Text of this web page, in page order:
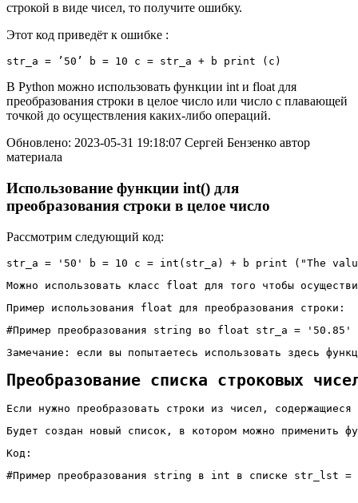
строкой в виде чисел, то получите ошибку.
Этот код приведёт к ошибке :
str_a = ’50’ b = 10 c = str_a + b print (c)
В Python можно использовать функции int и float для
преобразования строки в целое число или число с плавающей
точкой до осуществления каких-либо операций.
Обновлено: 2023-05-31 19:18:07 Сергей Бензенко автор
материала
Использование функции int() для
преобразования строки в целое число
Рассмотрим следующий код:
str_a = '50' b = 10 c = int(str_a) + b print ("The value of c
Можно использовать класс float для того чтобы
Пример использования float для преобразования строки:
#Пример преобразования string во float str_a =
Замечание:
если вы попытаетесь использовать здесь
Преобразование списка строковых
Если нужно преобразовать строки из чисел,
Будет создан новый список, в котором можно применить
Код:
#Пример преобразования string в int в списке